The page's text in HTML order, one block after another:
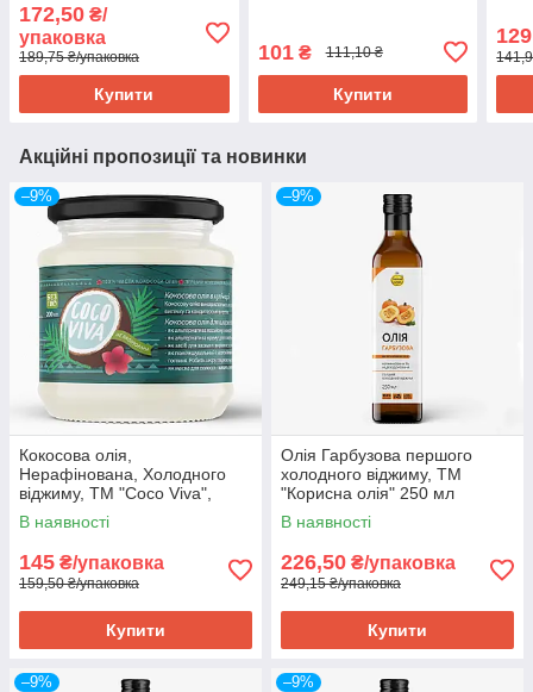
172,50 ₴/
упаковка
189,75 ₴/упаковка
Купити
101₴ 111,10 ₴
Купити
129
Акційні пропозиції та новинки
–9%
Кокосова олія,
Нерафінована, Холодного
віджиму, ТМ "Coco Viva",
200мл
В наявності
145 ₴/упаковка
159,50 ₴/упаковка
Купити
–9%
Олія Гарбузова першого
холодного віджиму, ТМ
"Корисна олія" 250 мл
В наявності
226,50 ₴/упаковка
249,15 ₴/упаковка
Купити
–9% –9%